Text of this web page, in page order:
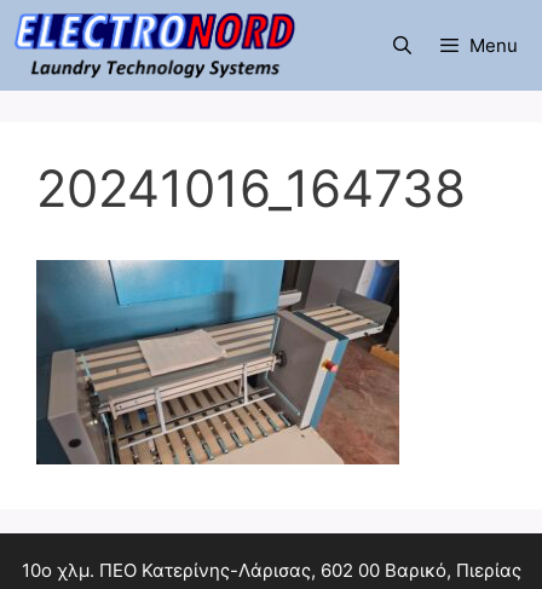
Μετάβαση
σε
περιεχόμενο
Menu
20241016_164738
10ο χλμ. ΠΕΟ Κατερίνης-Λάρισας, 602 00 Βαρικό, Πιερίας